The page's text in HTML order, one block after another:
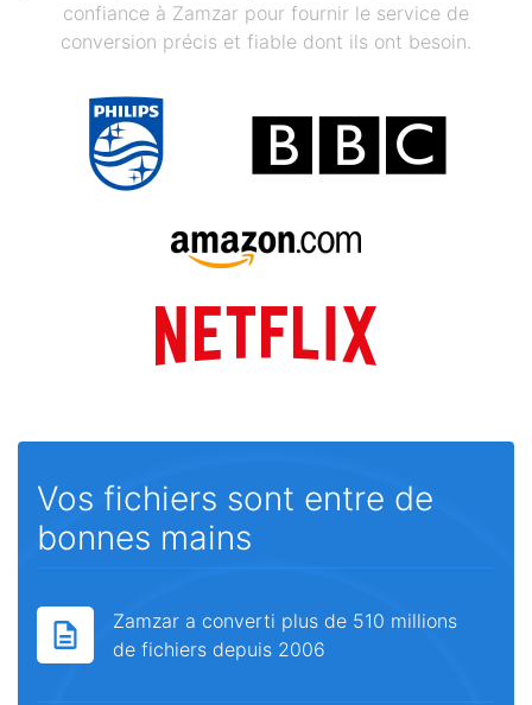
confiance à Zamzar pour fournir le service de
conversion précis et fiable dont ils ont besoin.
Vos fichiers sont entre de
bonnes mains
Zamzar a converti plus de 510 millions
de fichiers depuis 2006